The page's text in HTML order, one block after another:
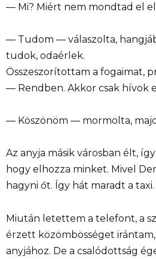
— Mi? Miért nem mondtad el
— Tudom — válaszolta,
tudok, odaérlek.
Összeszorítottam a fogaimat,
— Rendben. Akkor csak hívok
— Köszönöm — mormolta,
Az anyja másik városban élt,
hogy elhozza minket. Mivel
hagyni őt. Így hát maradt a taxi.
Miután letettem a telefont, a
érzett közömbösséget
anyjához. De a csalódottság